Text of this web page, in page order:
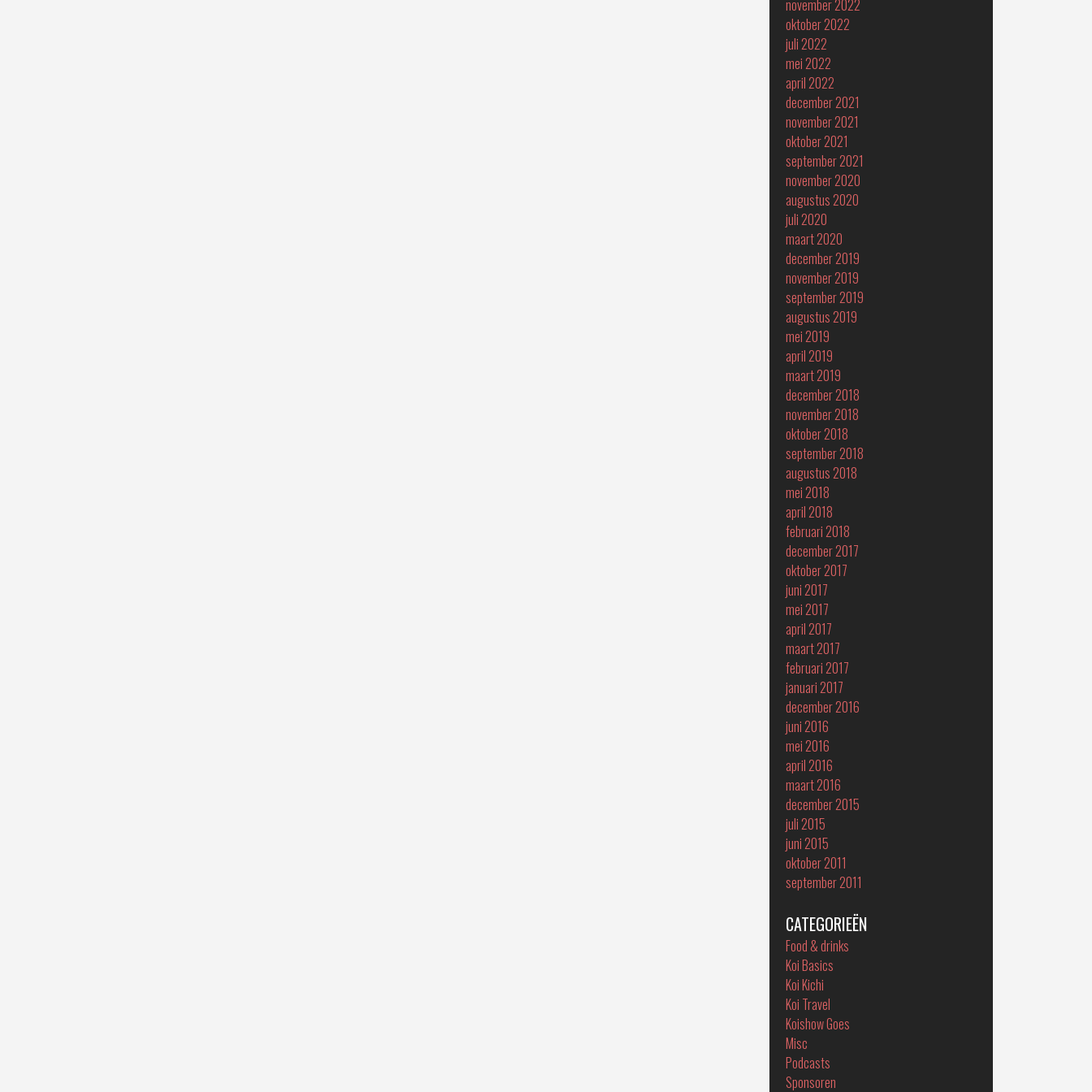
november 2022
oktober 2022
juli 2022
mei 2022
april 2022
december 2021
november 2021
oktober 2021
september 2021
november 2020
augustus 2020
juli 2020
maart 2020
december 2019
november 2019
september 2019
augustus 2019
mei 2019
april 2019
maart 2019
december 2018
november 2018
oktober 2018
september 2018
augustus 2018
mei 2018
april 2018
februari 2018
december 2017
oktober 2017
juni 2017
mei 2017
april 2017
maart 2017
februari 2017
januari 2017
december 2016
juni 2016
mei 2016
april 2016
maart 2016
december 2015
juli 2015
juni 2015
oktober 2011
september 2011
CATEGORIEËN
Food & drinks
Koi Basics
Koi Kichi
Koi Travel
Koishow Goes
Misc
Podcasts
Sponsoren